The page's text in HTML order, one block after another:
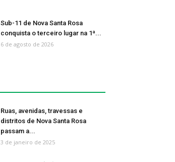
Sub-11 de Nova Santa Rosa
conquista o terceiro lugar na 1ª...
6 de agosto de 2026
Ruas, avenidas, travessas e
distritos de Nova Santa Rosa
passam a...
3 de janeiro de 2025